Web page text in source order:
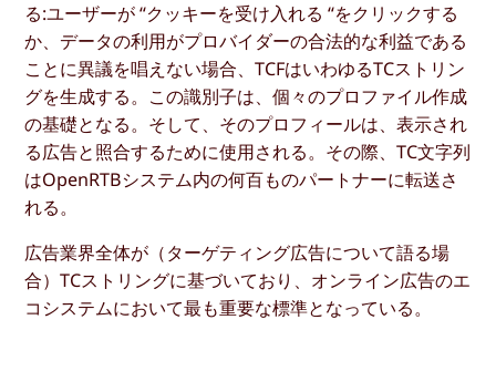
る:ユーザーが “クッキーを受け入れる “をクリックする
か、データの利用がプロバイダーの合法的な利益である
ことに異議を唱えない場合、TCFはいわゆるTCストリン
グを生成する。この識別子は、個々のプロファイル作成
の基礎となる。そして、そのプロフィールは、表示され
る広告と照合するために使用される。その際、TC文字列
はOpenRTBシステム内の何百ものパートナーに転送さ
れる。
広告業界全体が（ターゲティング広告について語る場
合）TCストリングに基づいており、オンライン広告のエ
コシステムにおいて最も重要な標準となっている。